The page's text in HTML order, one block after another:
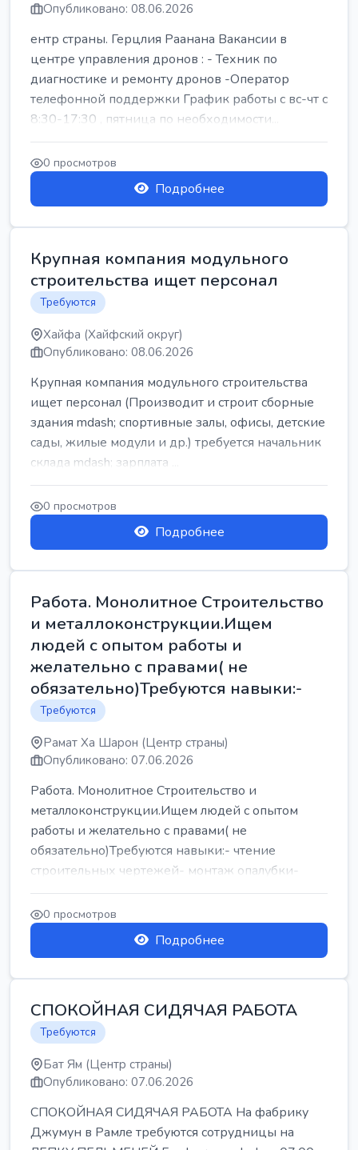
Опубликовано: 08.06.2026
ентр страны. Герцлия Раанана Вакансии в
центре управления дронов : - Техник по
диагностике и ремонту дронов -Оператор
телефонной поддержки График работы с вс-чт с
8:30-17:30 , пятница по необходимости...
0 просмотров
Подробнее
Крупная компания модульного
строительства ищет персонал
Требуются
Хайфа (Хайфский округ)
Опубликовано: 08.06.2026
Крупная компания модульного строительства
ищет персонал (Производит и строит сборные
здания mdash; спортивные залы, офисы, детские
сады, жилые модули и др.) требуется начальник
склада mdash; зарплата ...
0 просмотров
Подробнее
Работа. Монолитное Строительство
и металлоконструкции.Ищем
людей с опытом работы и
желательно с правами( не
обязательно)Требуются навыки:-
Требуются
Рамат Ха Шарон (Центр страны)
Опубликовано: 07.06.2026
Работа. Монолитное Строительство и
металлоконструкции.Ищем людей с опытом
работы и желательно с правами( не
обязательно)Требуются навыки:- чтение
строительных чертежей- монтаж опалубки-
армокаркасыОпл...
0 просмотров
Подробнее
СПОКОЙНАЯ СИДЯЧАЯ РАБОТА
Требуются
Бат Ям (Центр страны)
Опубликовано: 07.06.2026
СПОКОЙНАЯ СИДЯЧАЯ РАБОТА На фабрику
Джумун в Рамле требуются сотрудницы на